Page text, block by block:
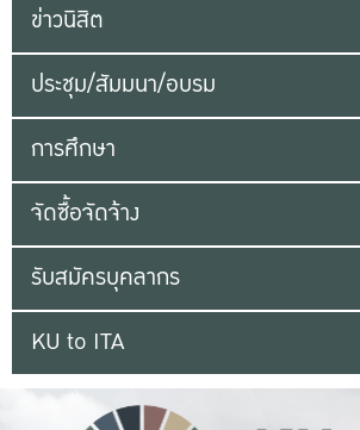
ข่าวนิสิต
ประชุม/สัมมนา/อบรม
การศึกษา
จัดซื้อจัดจ้าง
รับสมัครบุคลากร
KU to ITA